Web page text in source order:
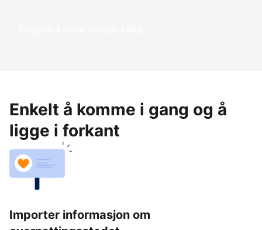
Begynn å tjene penger i dag
Enkelt å komme i gang og å
ligge i forkant
Importer informasjon om